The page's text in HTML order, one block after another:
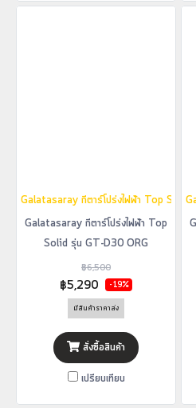
Galatasaray กีตาร์โปร่งไฟฟ้า Top
Galatasaray กีตาร์โปร่งไฟฟ้า Top
Solid รุ่น GT-D30 ORG
฿6,500
฿5,290 -19%
มีสินค้าราคาส่ง
สั่งซื้อสินค้า
เปรียบเทียบ